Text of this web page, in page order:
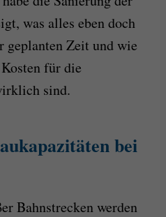
was alles eben doch
Zeit und wie
für die
sind.
bei
Bahnstrecken werden